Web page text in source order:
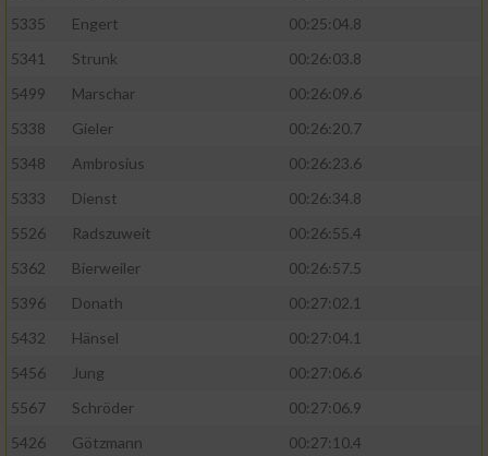
5335
Engert
00:25:04.8
5341
Strunk
00:26:03.8
5499
Marschar
00:26:09.6
5338
Gieler
00:26:20.7
5348
Ambrosius
00:26:23.6
5333
Dienst
00:26:34.8
5526
Radszuweit
00:26:55.4
5362
Bierweiler
00:26:57.5
5396
Donath
00:27:02.1
5432
Hänsel
00:27:04.1
5456
Jung
00:27:06.6
5567
Schröder
00:27:06.9
5426
Götzmann
00:27:10.4